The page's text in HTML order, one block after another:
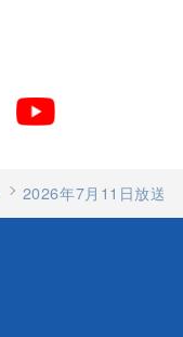
2026年7月11日放送